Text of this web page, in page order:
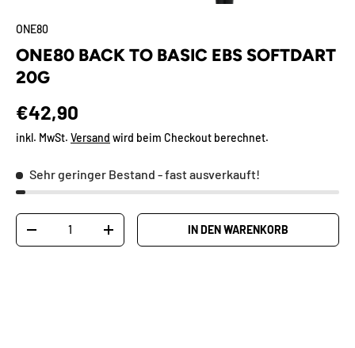
ONE80
ONE80 BACK TO BASIC EBS SOFTDART
20G
Normaler Preis
€42,90
inkl. MwSt. Versand wird beim Checkout berechnet.
Sehr geringer Bestand - fast ausverkauft!
Anzahl
MENGE VERRINGERNMENGE ERHÖHENIN DEN WARENKORB